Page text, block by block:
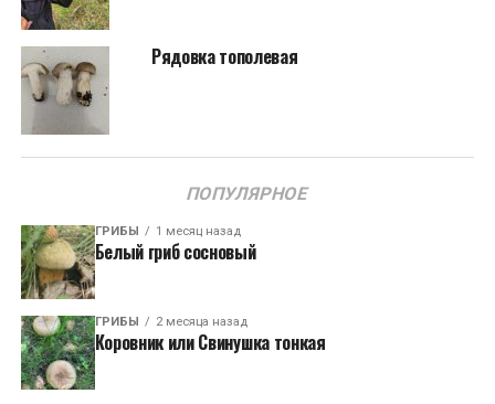
Рядовка тополевая
ПОПУЛЯРНОЕ
ГРИБЫ 1 месяц назад
Белый гриб сосновый
ГРИБЫ 2 месяца назад
Коровник или Свинушка тонкая